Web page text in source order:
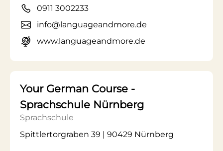
0911 3002233
info@languageandmore.de
www.languageandmore.de
Your German Course -
Sprachschule Nürnberg
Sprachschule
Spittlertorgraben 39 | 90429 Nürnberg